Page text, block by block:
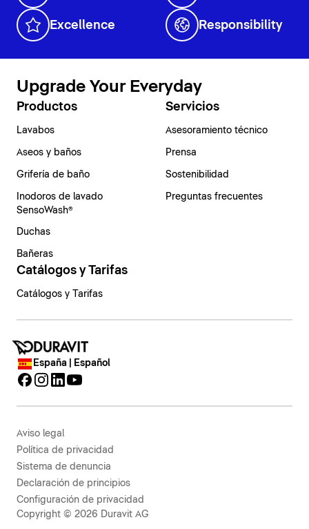
Excellence Responsibility
Upgrade Your Everyday
Productos
Lavabos
Aseos y baños
Grifería de baño
Inodoros de lavado
SensoWash®
Duchas
Bañeras
Servicios
Asesoramiento técnico
Prensa
Sostenibilidad
Preguntas frecuentes
Catálogos y Tarifas
Catálogos y Tarifas
España | Español
Aviso legal
Política de privacidad
Sistema de denuncia
Declaración de principios
Configuración de privacidad
Copyright © 2026 Duravit AG